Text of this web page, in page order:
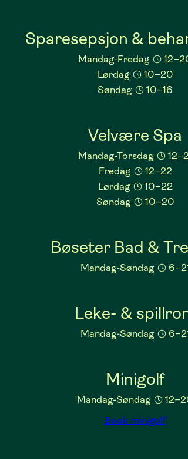
Sparesepsjon &
Mandag-Fredag
Lørdag
10–20
Søndag
10–16
Velvære Spa
Mandag-Torsdag
Fredag
12–22
Lørdag
10–22
Søndag
10–20
Bøseter Bad &
Mandag-Søndag 6–21
Leke- &
Mandag-Søndag 6–21
Minigolf
Mandag-Søndag
Book minigolf